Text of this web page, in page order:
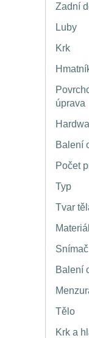
Zadní
Luby
Krk
úprava
Balení
Počet
Typ
Tvar
Snímač
Balení
Tělo
Krk a